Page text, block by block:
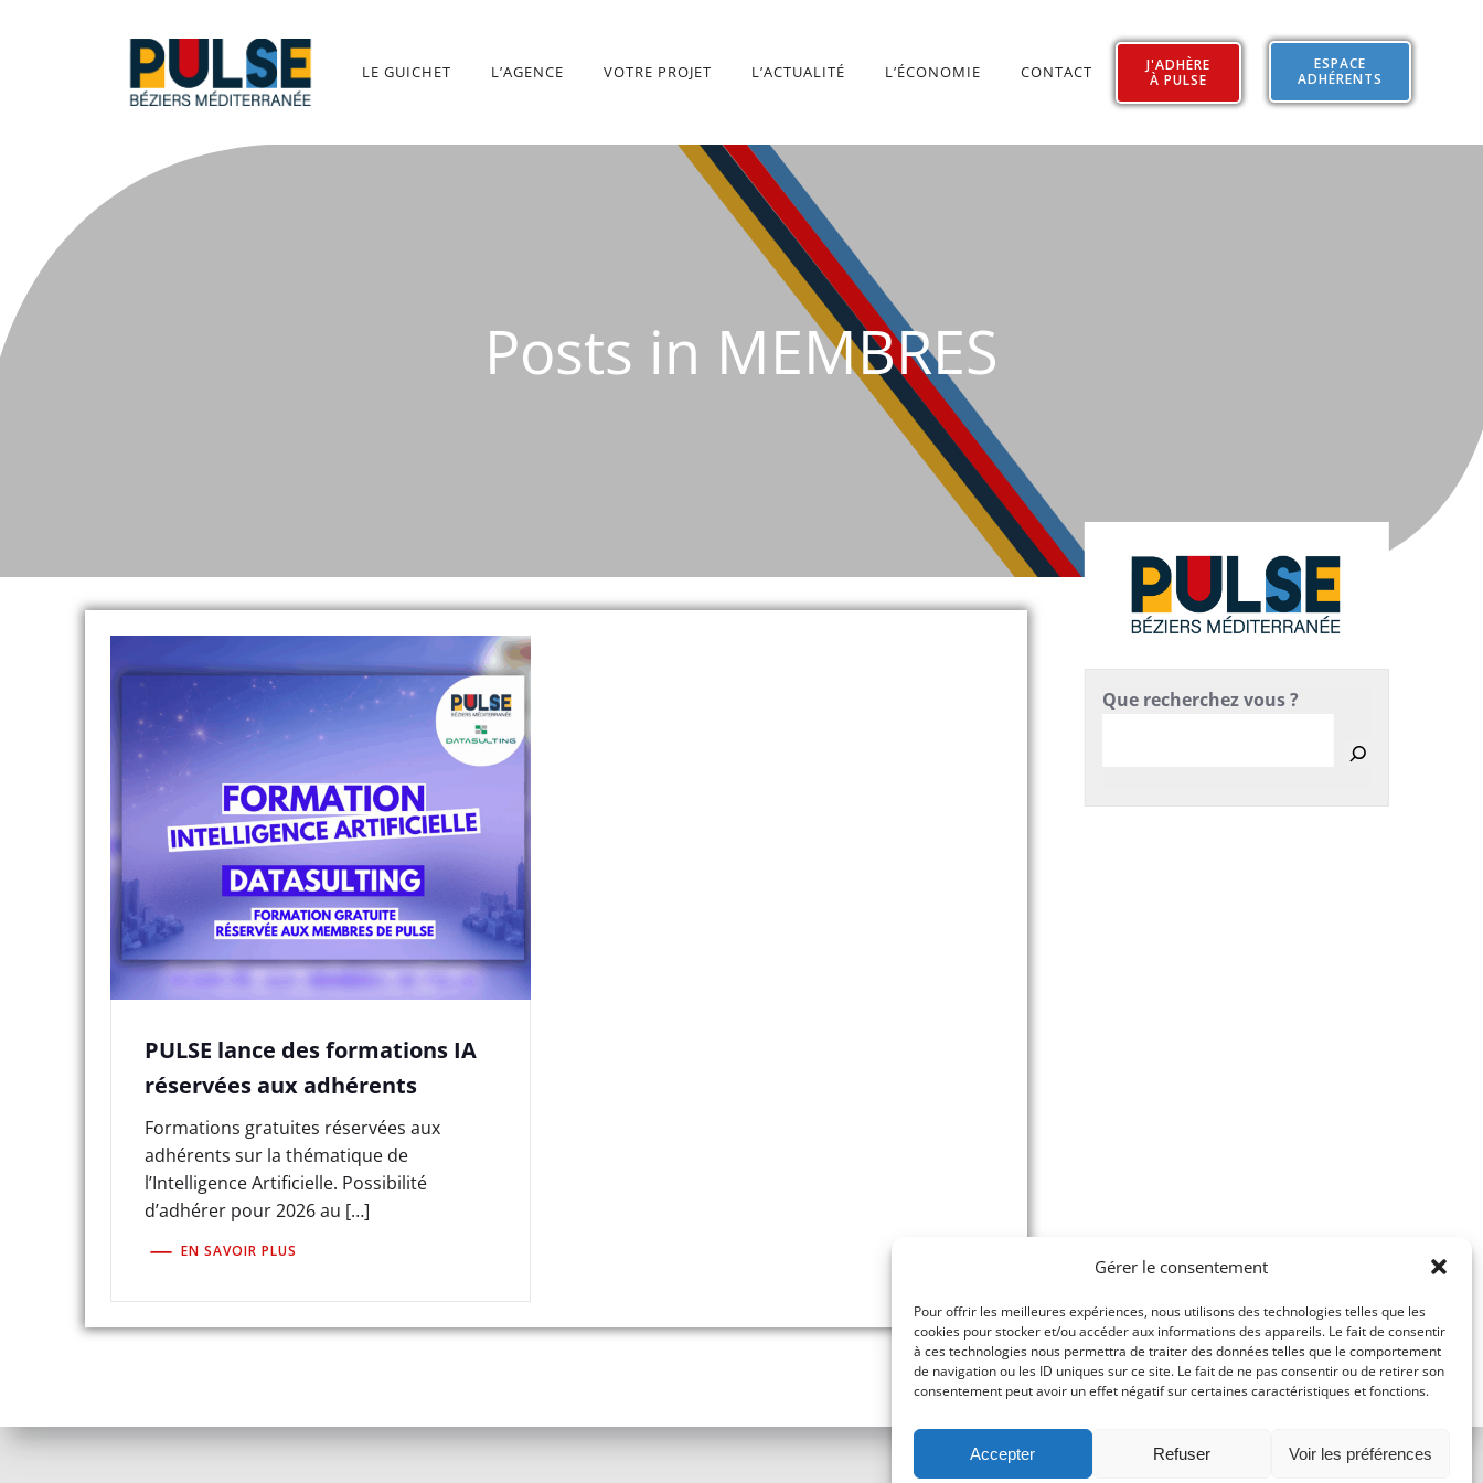
Gérer le consentement
Pour offrir les meilleures expériences, nous utilisons des technologies telles que les
cookies pour stocker et/ou accéder aux informations des appareils. Le fait de consentir
à ces technologies nous permettra de traiter des données telles que le comportement
de navigation ou les ID uniques sur ce site. Le fait de ne pas consentir ou de retirer son
consentement peut avoir un effet négatif sur certaines caractéristiques et fonctions.
Accepter Refuser Voir les préférences
LE GUICHET L’AGENCE VOTRE PROJET L’ACTUALITÉ L’ÉCONOMIE CONTACT
J'ADHÈRE
À PULSE
ESPACE
ADHÉRENTS
Posts in MEMBRES
PULSE lance des formations IA
réservées aux adhérents
Formations gratuites réservées aux
adhérents sur la thématique de
l’Intelligence Artificielle. Possibilité
d’adhérer pour 2026 au […]
EN SAVOIR PLUS
Que recherchez vous ?